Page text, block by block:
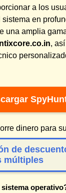
a los
en
una amplia
,
dinero para
de
múltiples
sistema